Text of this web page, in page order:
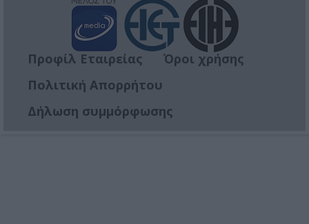
Προφίλ Εταιρείας
Όροι χρήσης
Πολιτική Απορρήτου
Δήλωση συμμόρφωσης